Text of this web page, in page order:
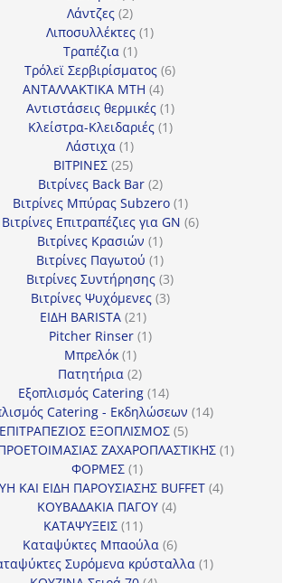
προϊόν
Λάντζες 22
προϊόντα
Λιποσυλλέκτες 11
Τραπέζια 11
προϊόν
Τρόλεϊ Σερβιρίσματος 66
ΑΝΤΑΛΛΑΚΤΙΚΑ MTH 44
προϊόντα
Αντιστάσεις θερμικές 11
προϊόν
Κλείστρα-Κλειδαριές 11
Λάστιχα 11
προϊόν
ΒΙΤΡΙΝΕΣ 2525
προϊόντα
Βιτρίνες Back Bar 22
προϊόντα
Βιτρίνες Mπύρας Subzero 11
προϊόν
Βιτρίνες Επιτραπέζιες για GN 66
Βιτρίνες Κρασιών 11
προϊόν
Βιτρίνες Παγωτού 11
προϊόν
Βιτρίνες Συντήρησης 33
προϊόντα
Βιτρίνες Ψυχόμενες 33
ΕΙΔΗ BARISTA 2121
προϊόντα
Pitcher Rinser 11
Μπρελόκ 11
προϊόν
Πατητήρια 22
προϊόντα
Εξοπλισμός Catering 1414
προϊόντα
Catering - Εκδηλώσεων 1414
ΕΠΙΤΡΑΠΕΖΙΟΣ ΕΞΟΠΛΙΣΜΟΣ 55
προϊόντα
ΖΑΧΑΡΟΠΛΑΣΤΙΚΗΣ 11
ΦΟΡΜΕΣ 11
προϊόν
ΚΑΙ ΕΙΔΗ ΠΑΡΟΥΣΙΑΣΗΣ BUFFET 44
ΚΟΥΒΑΔΑΚΙΑ ΠΑΓΟΥ 44
ΚΑΤΑΨΥΞΕΙΣ 1111
προϊόντα
Καταψύκτες Μπαούλα 66
προϊόντα
Συρόμενα κρύσταλλα 11